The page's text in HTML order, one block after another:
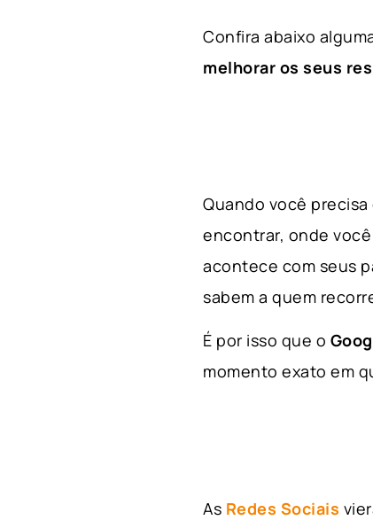
Confira abaixo
melhorar os seus
Quando você
encontrar, onde
acontece com seus
sabem a quem
É por isso que o
momento exato em
As Redes Sociais